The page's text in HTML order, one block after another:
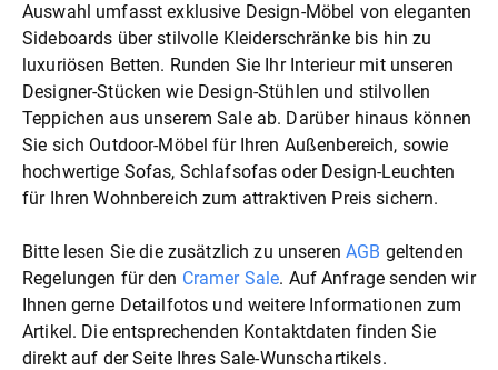
Auswahl umfasst exklusive Design-Möbel von eleganten
Sideboards über stilvolle Kleiderschränke bis hin zu
luxuriösen Betten. Runden Sie Ihr Interieur mit unseren
Designer-Stücken wie Design-Stühlen und stilvollen
Teppichen aus unserem Sale ab. Darüber hinaus können
Sie sich Outdoor-Möbel für Ihren Außenbereich, sowie
hochwertige Sofas, Schlafsofas oder Design-Leuchten
für Ihren Wohnbereich zum attraktiven Preis sichern.
Bitte lesen Sie die zusätzlich zu unserenAGB geltenden
Regelungen für den Cramer Sale. Auf Anfrage senden wir
Ihnen gerne Detailfotos und weitere Informationen zum
Artikel. Die entsprechenden Kontaktdaten finden Sie
direkt auf der Seite Ihres Sale-Wunschartikels.